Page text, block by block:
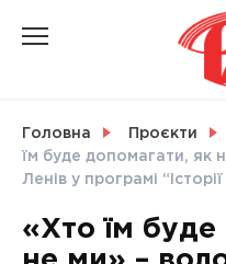
СВІТ
Головна Проєкти
їм буде допомагати, як
Ленів у програмі
«Хто їм